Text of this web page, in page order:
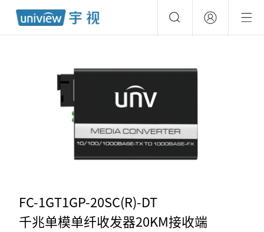
FC-1GT1GP-20SC(R)-DT
千兆单模单纤收发器20KM接收端